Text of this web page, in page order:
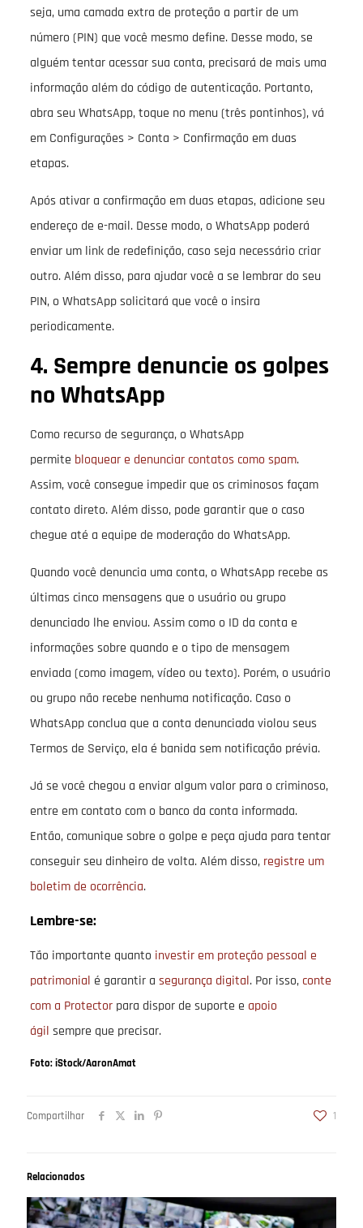
seja, uma camada extra de proteção a partir de um
número (PIN) que você mesmo define. Desse modo, se
alguém tentar acessar sua conta, precisará de mais uma
informação além do código de autenticação. Portanto,
abra seu WhatsApp, toque no menu (três pontinhos), vá
em Configurações > Conta > Confirmação em duas
etapas.
Após ativar a confirmação em duas etapas, adicione seu
endereço de e-mail. Desse modo, o WhatsApp poderá
enviar um link de redefinição, caso seja necessário criar
outro. Além disso, para ajudar você a se lembrar do seu
PIN, o WhatsApp solicitará que você o insira
periodicamente.
4. Sempre denuncie os golpes
no WhatsApp
Como recurso de segurança, o WhatsApp
permite bloquear e denunciar contatos como spam.
Assim, você consegue impedir que os criminosos façam
contato direto. Além disso, pode garantir que o caso
chegue até a equipe de moderação do WhatsApp.
Quando você denuncia uma conta, o WhatsApp recebe as
últimas cinco mensagens que o usuário ou grupo
denunciado lhe enviou. Assim como o ID da conta e
informações sobre quando e o tipo de mensagem
enviada (como imagem, vídeo ou texto). Porém, o usuário
ou grupo não recebe nenhuma notificação. Caso o
WhatsApp conclua que a conta denunciada violou seus
Termos de Serviço, ela é banida sem notificação prévia.
Já se você chegou a enviar algum valor para o criminoso,
entre em contato com o banco da conta informada.
Então, comunique sobre o golpe e peça ajuda para tentar
conseguir seu dinheiro de volta. Além disso, registre um
boletim de ocorrência.
Lembre-se:
Tão importante quanto investir em proteção pessoal e
patrimonial é garantir a segurança digital. Por isso, conte
com a Protectorpara dispor de suporte e apoio
ágil sempre que precisar.
Foto: iStock/AaronAmat
Compartilhar 1
Relacionados